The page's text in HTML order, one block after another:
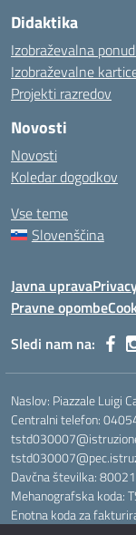
Didaktika
Izobraževalna
Izobraževalne
Projekti razredov
Novosti
Novosti
Koledar dogodkov
Vse teme
Slovenščina
Javna uprava
Pravne opombe
Sledi nam na:
Naslov: Piazzale Luigi
Centralni telefon:
Davčna številka:
Mehanografska koda:
Enotna koda za